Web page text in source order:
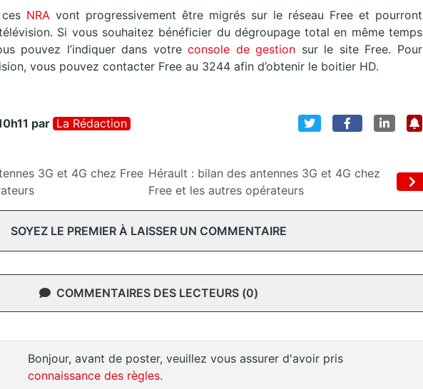
NRA vont progressivement être migrés sur le réseau Free et pourront
Si vous souhaitez bénéficier du dégroupage total en même temps
pouvez l’indiquer dans votreconsole de gestion sur le site Free. Pour
vous pouvez contacter Free au 3244 afin d’obtenir le boitier HD.
par La Rédaction
3G et 4G chez Free Hérault : bilan des antennes 3G et 4G chez
Free et les autres opérateurs
SOYEZ LE PREMIER À LAISSER UN COMMENTAIRE
COMMENTAIRES DES LECTEURS (0)
Bonjour, avant de poster, veuillez vous assurer d'avoir pris
connaissance des règles.